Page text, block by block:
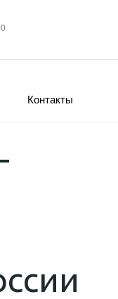
Контакты